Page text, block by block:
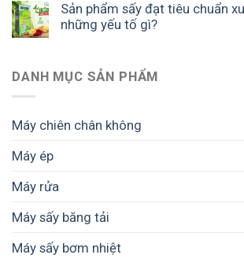
Sản phẩm sấy đạt tiêu chuẩn
những yếu tố gì?
DANH MỤC SẢN PHẨM
Máy chiên chân không
Máy ép
Máy rửa
Máy sấy băng tải
Máy sấy bơm nhiệt